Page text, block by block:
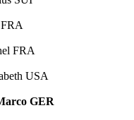
FRA
USA
GER